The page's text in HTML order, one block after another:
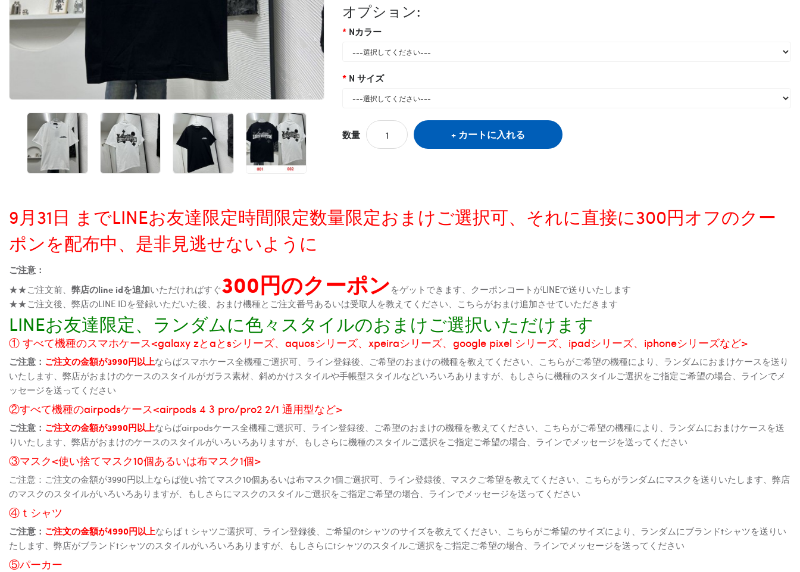
オプション:
Nカラー
N サイズ
数量 カートに入れる
9月31日 までLINEお友達限定時間限定数量限定おまけご選択可、それに直接に300円オフのクー
ポンを配布中、是非見逃せないように
ご注意：
★★ご注文前、 弊店のline idを追加いただければすぐ300円のクーポンをゲットできます、クーポンコートがLINEで送りいたします
★★ご注文後、弊店のLINE IDを登録いただいた後、おまけ機種とご注文番号あるいは受取人を教えてください、こちらがおまけ追加させていただきます
LINEお友達限定、ランダムに色々スタイルのおまけご選択いただけます
① すべて機種のスマホケース<galaxy zとaとsシリーズ、aquosシリーズ、xpeiraシリーズ、google pixel シリーズ、ipadシリーズ、iphoneシリーズなど>
ご注意： ご注文の金額が3990円以上ならばスマホケース全機種ご選択可、ライン登録後、ご希望のおまけの機種を教えてください、こちらがご希望の機種により、ランダムにおまけケースを送り
いたします、弊店がおまけのケースのスタイルがガラス素材、斜めかけスタイルや手帳型スタイルなどいろいろありますが、もしさらに機種のスタイルご選択をご指定ご希望の場合、ラインでメ
ッセージを送ってください
②すべて機種のairpodsケース<airpods 4 3 pro/pro2 2/1 通用型など>
ご注意： ご注文の金額が3990円以上ならばairpodsケース全機種ご選択可、ライン登録後、ご希望のおまけの機種を教えてください、こちらがご希望の機種により、ランダムにおまけケースを送
りいたします、弊店がおまけのケースのスタイルがいろいろありますが、もしさらに機種のスタイルご選択をご指定ご希望の場合、ラインでメッセージを送ってください
③マスク<使い捨てマスク10個あるいは布マスク1個>
ご注意：ご注文の金額が3990円以上ならば使い捨てマスク10個あるいは布マスク1個ご選択可、ライン登録後、マスクご希望を教えてください、こちらがランダムにマスクを送りいたします、弊店
のマスクのスタイルがいろいろありますが、もしさらにマスクのスタイルご選択をご指定ご希望の場合、ラインでメッセージを送ってください
④ｔシャツ
ご注意： ご注文の金額が4990円以上ならばｔシャツご選択可、ライン登録後、ご希望のtシャツのサイズを教えてください、こちらがご希望のサイズにより、ランダムにブランドtシャツを送りい
たします、弊店がブランドtシャツのスタイルがいろいろありますが、もしさらにtシャツのスタイルご選択をご指定ご希望の場合、ラインでメッセージを送ってください
⑤パーカー